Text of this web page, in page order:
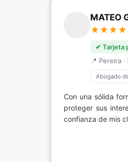
MATEO
✔ Tarjeta
📍 Pereira
Abogado
Con una sólida
proteger sus
confianza de mis